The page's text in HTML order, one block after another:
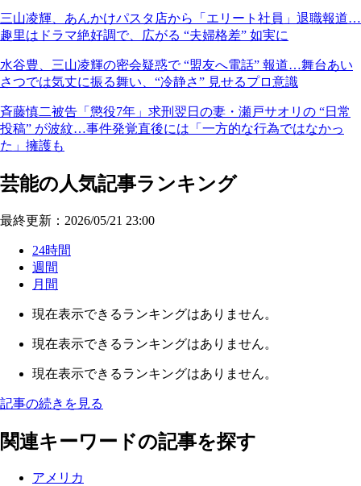
三山凌輝、あんかけパスタ店から「エリート社員」退職報道…
趣里はドラマ絶好調で、広がる “夫婦格差” 如実に
水谷豊、三山凌輝の密会疑惑で “盟友へ電話” 報道…舞台あい
さつでは気丈に振る舞い、“冷静さ” 見せるプロ意識
斉藤慎二被告「懲役7年」求刑翌日の妻・瀬戸サオリの “日常
投稿” が波紋…事件発覚直後には「一方的な行為ではなかっ
た」擁護も
芸能の人気記事ランキング
最終更新：2026/05/21 23:00
24時間
週間
月間
現在表示できるランキングはありません。
現在表示できるランキングはありません。
現在表示できるランキングはありません。
記事の続きを見る
関連キーワードの記事を探す
アメリカ